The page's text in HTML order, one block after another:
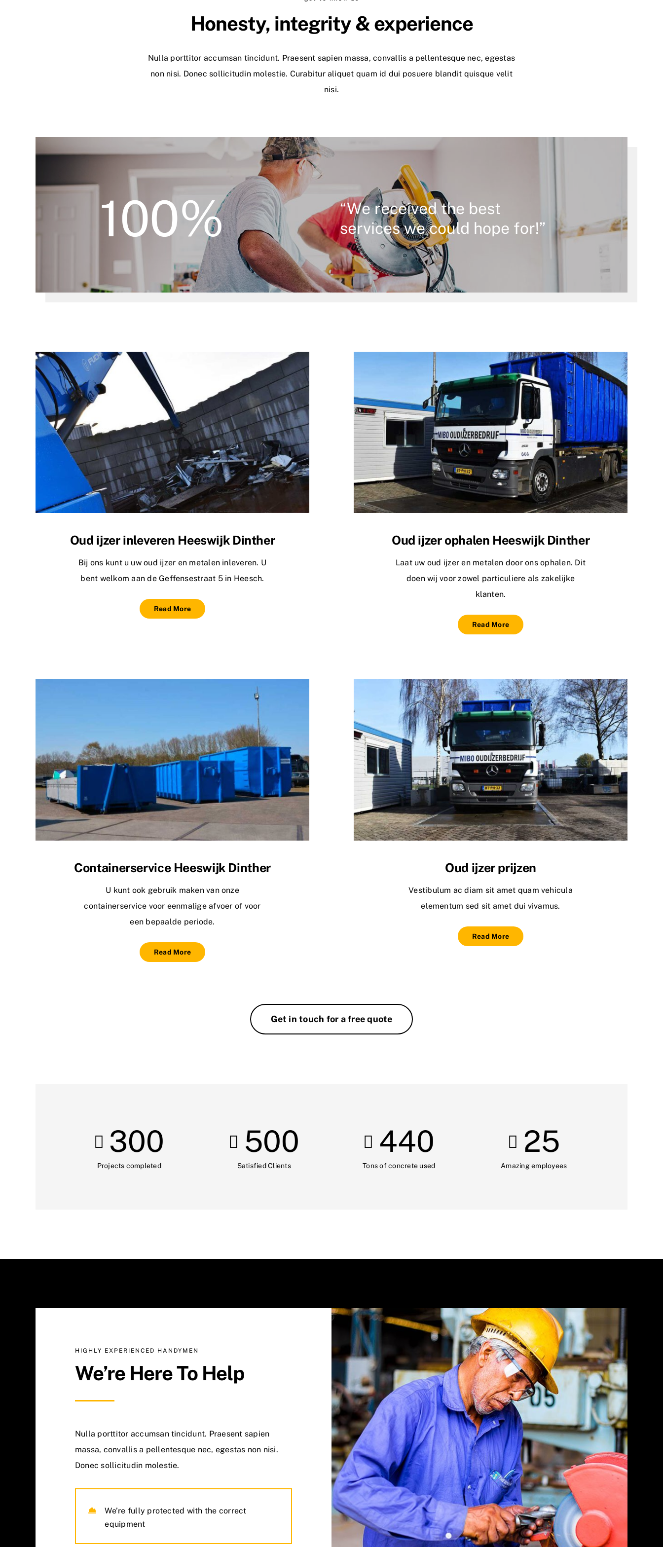
Honesty, integrity & experience
Nulla porttitor accumsan tincidunt. Praesent sapien massa, convallis a pellentesque nec, egestas
non nisi. Donec sollicitudin molestie. Curabitur aliquet quam id dui posuere blandit quisque velit
nisi.
100%
“We received the best
services we could hope for!”
Oud ijzer inleveren Heeswijk Dinther
Bij ons kunt u uw oud ijzer en metalen inleveren. U
bent welkom aan de Geffensestraat 5 in Heesch.
Read More
Oud ijzer ophalen Heeswijk Dinther
Laat uw oud ijzer en metalen door ons ophalen. Dit
doen wij voor zowel particuliere als zakelijke
klanten.
Read More
Containerservice Heeswijk Dinther
U kunt ook gebruik maken van onze
containerservice voor eenmalige afvoer of voor
een bepaalde periode.
Read More
Oud ijzer prijzen
Vestibulum ac diam sit amet quam vehicula
elementum sed sit amet dui vivamus.
Read More
Get in touch for a free quote
300
Projects completed
500
Satisfied Clients
440
Tons of concrete used
25
Amazing employees
HIGHLY EXPERIENCED HANDYMEN
We’re Here To Help
Nulla porttitor accumsan tincidunt. Praesent sapien
massa, convallis a pellentesque nec, egestas non nisi.
Donec sollicitudin molestie.
We’re fully protected with the correct
equipment